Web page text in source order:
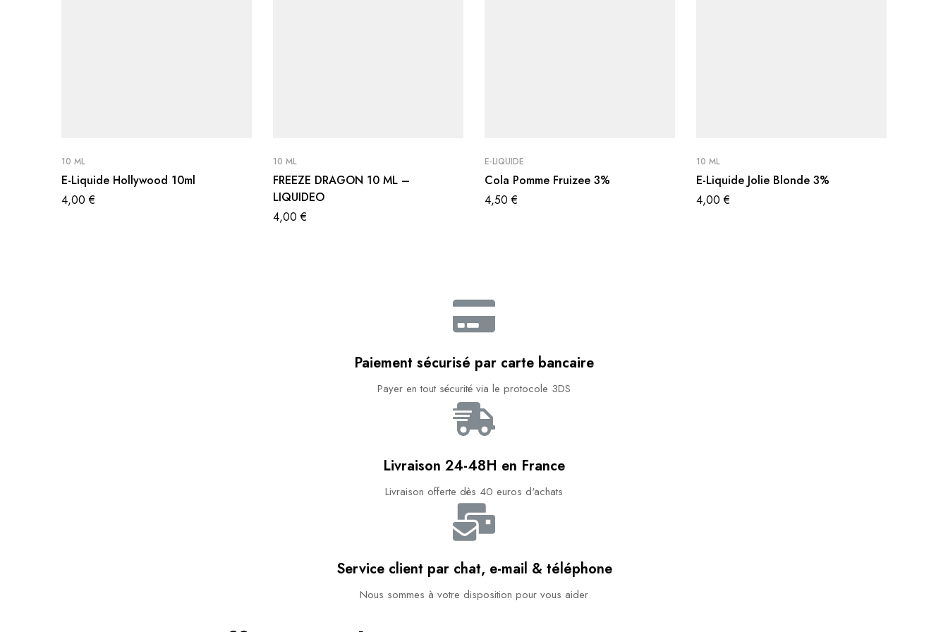
10 ML
E-Liquide Hollywood 10ml
4,00€
10 ML
FREEZE DRAGON 10 ML –
LIQUIDEO
4,00€
E-LIQUIDE
Cola Pomme Fruizee 3%
4,50€
10 ML
E-Liquide Jolie Blonde 3%
4,00€
Paiement sécurisé par carte bancaire​
Payer en tout sécurité via le protocole 3DS
Livraison 24-48H en France​
Livraison offerte dès 40 euros d'achats​
Service client par chat, e-mail & téléphone​
Nous sommes à votre disposition pour vous aider​